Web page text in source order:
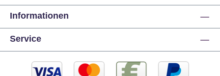
Informationen
Service